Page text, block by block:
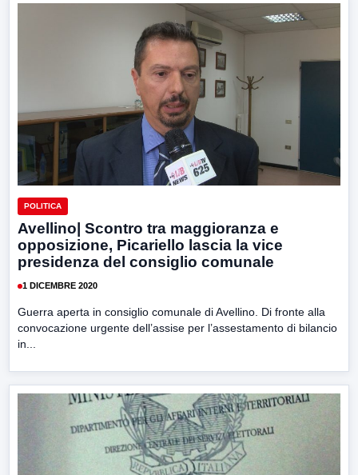
POLITICA
Avellino| Scontro tra maggioranza e
opposizione, Picariello lascia la vice
presidenza del consiglio comunale
1 DICEMBRE 2020
Guerra aperta in consiglio comunale di Avellino. Di fronte alla
convocazione urgente dell’assise per l’assestamento di bilancio
in...